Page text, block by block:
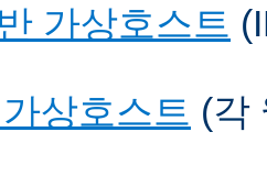
가상호스트
상호스트 (각